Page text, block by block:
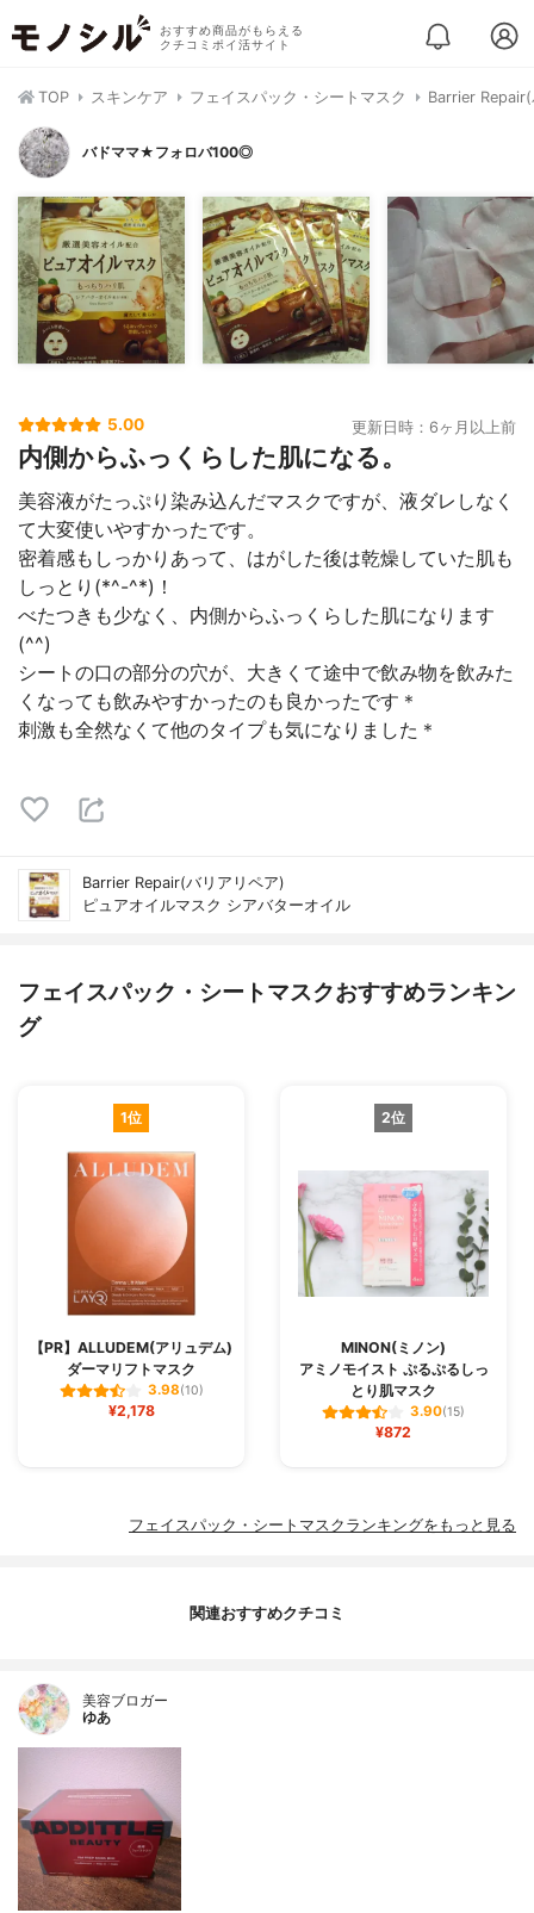
おすすめ商品がもらえる
クチコミポイ活サイト
TOP スキンケア フェイスパック・シートマスク Barrier
バドママ★フォロバ100◎
5.00 更新日時：6ヶ月以上前
内側からふっくらした肌になる。
美容液がたっぷり染み込んだマスクですが、液ダレしなく
て大変使いやすかったです。
密着感もしっかりあって、はがした後は乾燥していた肌も
しっとり(*^-^*)！
べたつきも少なく、内側からふっくらした肌になります
(^^)
シートの口の部分の穴が、大きくて途中で飲み物を飲みた
くなっても飲みやすかったのも良かったです＊
刺激も全然なくて他のタイプも気になりました＊
Barrier Repair(バリアリペア)
ピュアオイルマスク シアバターオイル
フェイスパック・シートマスクおすすめランキン
グ
1位
【PR】ALLUDEM(アリュデム)
ダーマリフトマスク
3.98(10)
¥2,178
2位
MINON(ミノン)
アミノモイスト ぷるぷるしっ
とり肌マスク
3.90(15)
¥872
フェイスパック・シートマスクランキングをもっと見る
関連おすすめクチコミ
美容ブロガー
ゆあ